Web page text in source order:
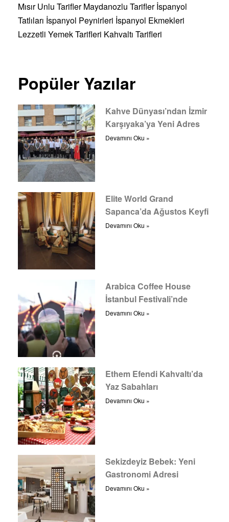
Mısır Unlu Tarifler Maydanozlu Tarifler İspanyol
Tatlıları İspanyol Peynirleri İspanyol Ekmekleri
Lezzetli Yemek Tarifleri Kahvaltı Tarifleri
Popüler Yazılar
Kahve Dünyası’ndan İzmir
Karşıyaka’ya Yeni Adres
Devamını Oku »
Elite World Grand
Sapanca’da Ağustos Keyfi
Devamını Oku »
Arabica Coffee House
İstanbul Festivali’nde
Devamını Oku »
Ethem Efendi Kahvaltı’da
Yaz Sabahları
Devamını Oku »
Sekizdeyiz Bebek: Yeni
Gastronomi Adresi
Devamını Oku »